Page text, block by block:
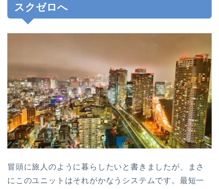
スクゼロへ
冒頭に旅人のように暮らしたいと書きましたが、まさ
にこのユニットはそれがかなうシステムです。最短一